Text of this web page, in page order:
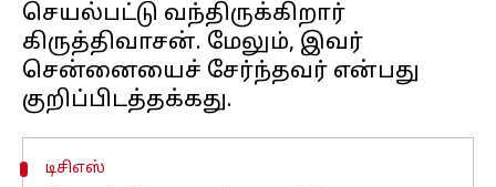
செயல்பட்டு வந்திருக்கிறார்
கிருத்திவாசன். மேலும், இவர்
சென்னையைச் சேர்ந்தவர் என்பது
டிசிஎஸ்